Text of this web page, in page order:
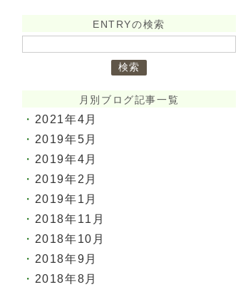
ENTRYの検索
月別ブログ記事一覧
2021年4月
2019年5月
2019年4月
2019年2月
2019年1月
2018年11月
2018年10月
2018年9月
2018年8月